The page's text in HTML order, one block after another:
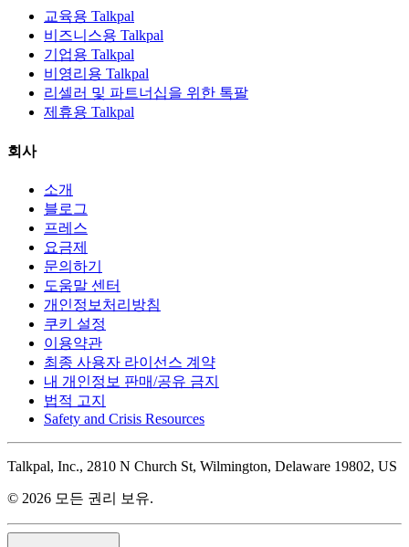
교육용 Talkpal
비즈니스용 Talkpal
기업용 Talkpal
비영리용 Talkpal
리셀러 및 파트너십을 위한 톡팔
제휴용 Talkpal
회사
소개
블로그
프레스
요금제
문의하기
도움말 센터
개인정보처리방침
쿠키 설정
이용약관
최종 사용자 라이선스 계약
내 개인정보 판매/공유 금지
법적 고지
Safety and Crisis Resources
Talkpal, Inc., 2810 N Church St, Wilmington, Delaware 19802, US
© 2026 모든 권리 보유.